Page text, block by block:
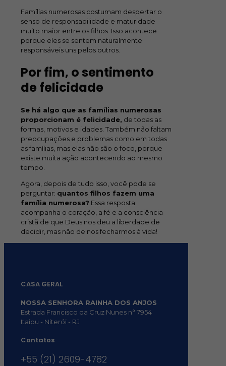
Famílias numerosas costumam despertar o
senso de responsabilidade e maturidade
muito maior entre os filhos. Isso acontece
porque eles se sentem naturalmente
responsáveis uns pelos outros.
Por fim, o sentimento
de felicidade
Se há algo que as famílias numerosas
proporcionam é felicidade, de todas as
formas, motivos e idades. Também não faltam
preocupações e problemas como em todas
as famílias, mas elas não são o foco, porque
existe muita ação acontecendo ao mesmo
tempo.
Agora, depois de tudo isso, você pode se
perguntar: quantos filhos fazem uma
família numerosa? Essa resposta
acompanha o coração, a fé e a consciência
cristã de que Deus nos deu a liberdade de
decidir, mas não de nos fecharmos à vida!
CASA GERAL
NOSSA SENHORA RAINHA DOS ANJOS
Estrada Francisco da Cruz Nunes n° 7954
Itaipu - Niterói - RJ
Contatos
+55 (21) 2609-4782